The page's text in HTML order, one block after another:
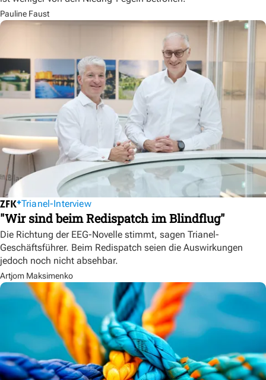
Pauline Faust
Trianel-Interview
"Wir sind beim Redispatch im Blindflug"
Die Richtung der EEG-Novelle stimmt, sagen Trianel-
Geschäftsführer. Beim Redispatch seien die Auswirkungen
jedoch noch nicht absehbar.
Artjom Maksimenko